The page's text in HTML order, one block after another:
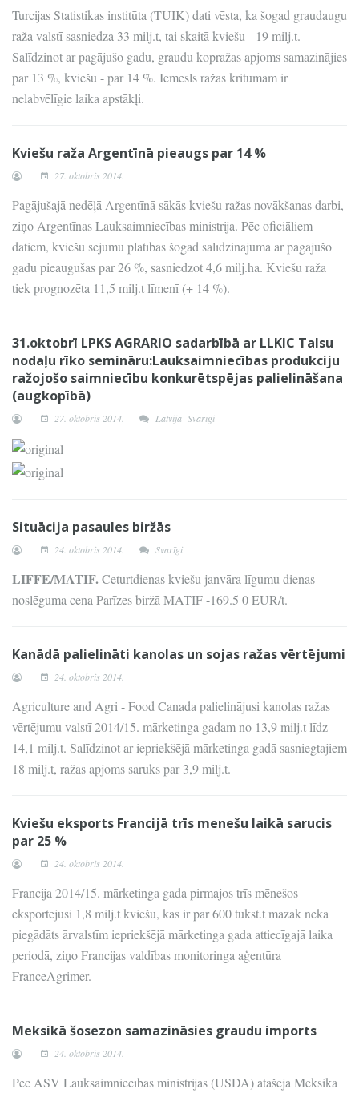
Turcijas Statistikas institūta (TUIK) dati vēsta, ka šogad graudaugu
raža valstī sasniedza 33 milj.t, tai skaitā kviešu - 19 milj.t.
Salīdzinot ar pagājušo gadu, graudu kopražas apjoms samazinājies
par 13 %, kviešu - par 14 %. Iemesls ražas kritumam ir
nelabvēlīgie laika apstākļi.
Kviešu raža Argentīnā pieaugs par 14 %
27. oktobris 2014.
Pagājušajā nedēļā Argentīnā sākās kviešu ražas novākšanas darbi,
ziņo Argentīnas Lauksaimniecības ministrija. Pēc oficiāliem
datiem, kviešu sējumu platības šogad salīdzinājumā ar pagājušo
gadu pieaugušas par 26 %, sasniedzot 4,6 milj.ha. Kviešu raža
tiek prognozēta 11,5 milj.t līmenī (+ 14 %).
31.oktobrī LPKS AGRARIO sadarbībā ar LLKIC Talsu
nodaļu rīko semināru:Lauksaimniecības produkciju
ražojošo saimniecību konkurētspējas palielināšana
(augkopībā)
27. oktobris 2014. Latvija Svarīgi
Situācija pasaules biržās
24. oktobris 2014. Svarīgi
LIFFE/MATIF.Ceturtdienas kviešu janvāra līgumu dienas
noslēguma cena Parīzes biržā MATIF -169.5 0 EUR/t.
Kanādā palielināti kanolas un sojas ražas vērtējumi
24. oktobris 2014.
Agriculture and Agri - Food Canada palielinājusi kanolas ražas
vērtējumu valstī 2014/15. mārketinga gadam no 13,9 milj.t līdz
14,1 milj.t. Salīdzinot ar iepriekšējā mārketinga gadā sasniegtajiem
18 milj.t, ražas apjoms saruks par 3,9 milj.t.
Kviešu eksports Francijā trīs menešu laikā sarucis
par 25 %
24. oktobris 2014.
Francija 2014/15. mārketinga gada pirmajos trīs mēnešos
eksportējusi 1,8 milj.t kviešu, kas ir par 600 tūkst.t mazāk nekā
piegādāts ārvalstīm iepriekšējā mārketinga gada attiecīgajā laika
periodā, ziņo Francijas valdības monitoringa aģentūra
FranceAgrimer.
Meksikā šosezon samazināsies graudu imports
24. oktobris 2014.
Pēc ASV Lauksaimniecības ministrijas (USDA) atašeja Meksikā